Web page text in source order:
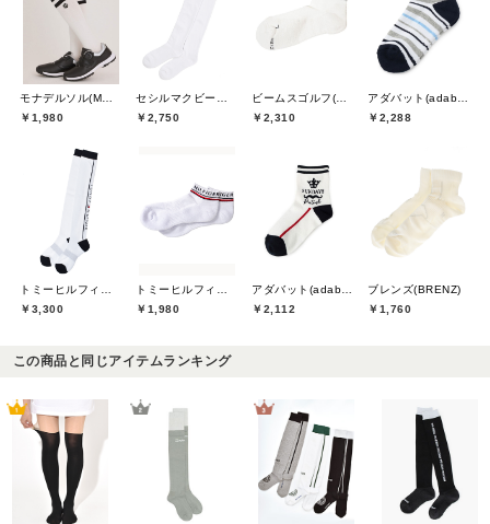
￥1,980
￥2,750
￥2,310
￥2,288
￥3,300
￥1,980
￥2,112
ブレンズ(BRENZ)
￥1,760
この商品と同じアイテムランキング